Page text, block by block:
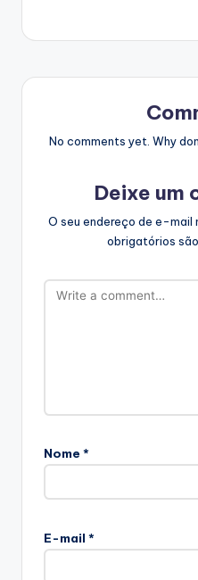
No comments yet. Why
Deixe um
O seu endereço de e-mail
obrigatórios
Nome *
E-mail *